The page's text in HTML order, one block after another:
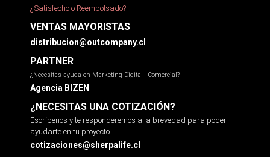
¿Satisfecho o Reembolsado?
VENTAS MAYORISTAS
distribucion@outcompany.cl
PARTNER
¿Necesitas ayuda en Marketing Digital - Comercial?
Agencia BIZEN
¿NECESITAS UNA COTIZACIÓN?
Escríbenos y te responderemos a la brevedad para poder
ayudarte en tu proyecto.
cotizaciones@sherpalife.cl